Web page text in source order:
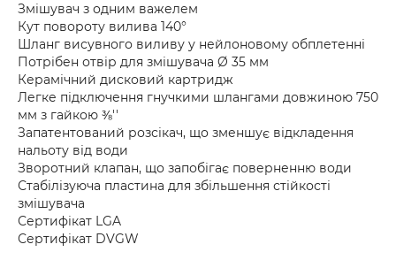
Змішувач з одним важелем
Кут повороту вилива 140°
Шланг висувного виливу у нейлоновому обплетенні
Потрібен отвір для змішувача Ø 35 мм
Керамічний дисковий картридж
Легке підключення гнучкими шлангами довжиною 750
мм з гайкою ⅜''
Запатентований розсікач, що зменшує відкладення
нальоту від води
Зворотний клапан, що запобігає поверненню води
Стабілізуюча пластина для збільшення стійкості
змішувача
Сертифікат LGA
Сертифікат DVGW